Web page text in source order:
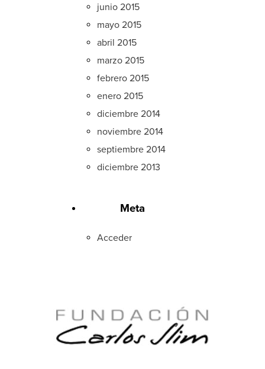
junio 2015
mayo 2015
abril 2015
marzo 2015
febrero 2015
enero 2015
diciembre 2014
noviembre 2014
septiembre 2014
diciembre 2013
Meta
Acceder